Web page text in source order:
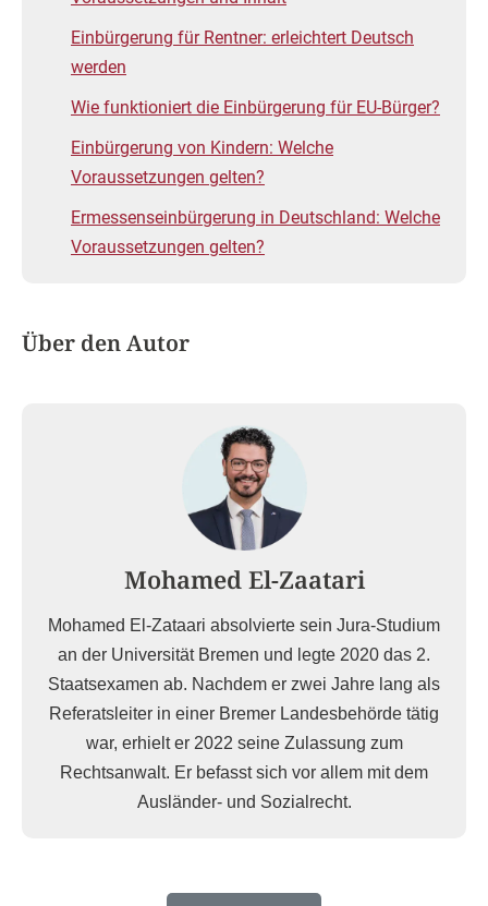
Einbürgerung für Rentner: erleichtert Deutsch
werden
Wie funktioniert die Einbürgerung für EU-Bürger?
Einbürgerung von Kindern: Welche
Voraussetzungen gelten?
Ermessenseinbürgerung in Deutschland: Welche
Voraussetzungen gelten?
Über den Autor
Mohamed El-Zaatari
Mohamed El-Zataari absolvierte sein Jura-Studium
an der Universität Bremen und legte 2020 das 2.
Staatsexamen ab. Nachdem er zwei Jahre lang als
Referatsleiter in einer Bremer Landesbehörde tätig
war, erhielt er 2022 seine Zulassung zum
Rechtsanwalt. Er befasst sich vor allem mit dem
Ausländer- und Sozialrecht.